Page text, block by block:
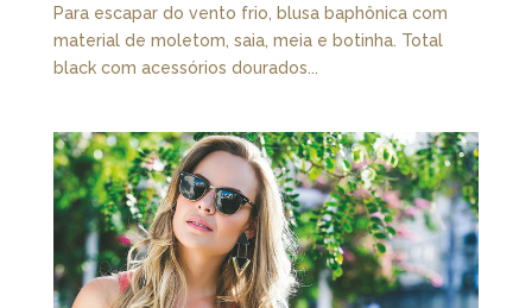
Para escapar do vento frio, blusa baphônica com
material de moletom, saia, meia e botinha. Total
black com acessórios dourados...